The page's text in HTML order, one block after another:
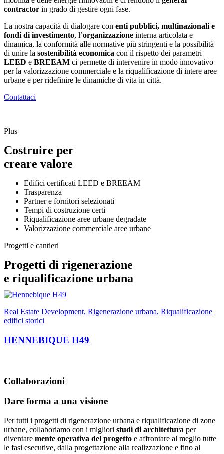
contractor in grado di gestire ogni fase.
La nostra capacità di dialogare con enti pubblici, multinazionali e
fondi di investimento, l’organizzazione interna articolata e
dinamica, la conformità alle normative più stringenti e la possibilità
di unire la sostenibilità economica con il rispetto dei parametri
LEED e BREEAM ci permette di intervenire in modo innovativo
per la valorizzazione commerciale e la riqualificazione di intere aree
urbane e per ridefinire le dinamiche di vita in città.
Contattaci
Plus
Costruire per
creare valore
Edifici certificati LEED e BREEAM
Trasparenza
Partner e fornitori selezionati
Tempi di costruzione certi
Riqualificazione aree urbane degradate
Valorizzazione commerciale aree urbane
Progetti e cantieri
Progetti di rigenerazione
e riqualificazione urbana
Real Estate Development, Rigenerazione urbana, Riqualificazione
edifici storici
HENNEBIQUE H49
Collaborazioni
Dare forma a una visione
Per tutti i progetti di rigenerazione urbana e riqualificazione di zone
urbane, collaboriamo con i migliori studi di architettura per
diventare mente operativa del progetto e affrontare al meglio tutte
le fasi esecutive, dalla progettazione alla realizzazione e fino al